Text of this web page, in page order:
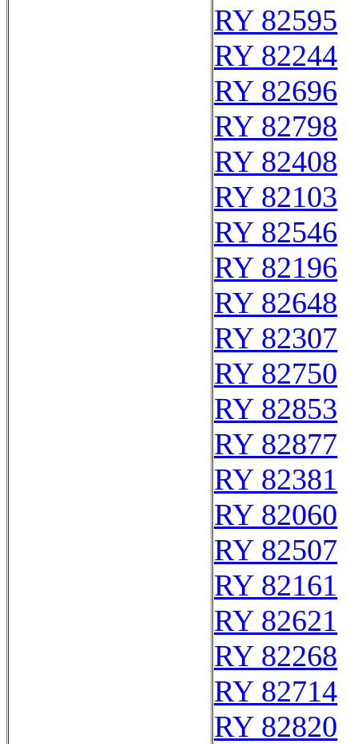
RY 82595
RY 82244
RY 82696
RY 82798
RY 82408
RY 82103
RY 82546
RY 82196
RY 82648
RY 82307
RY 82750
RY 82853
RY 82877
RY 82381
RY 82060
RY 82507
RY 82161
RY 82621
RY 82268
RY 82714
RY 82820